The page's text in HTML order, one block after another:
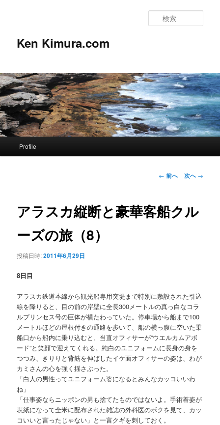
Ken Kimura.com
索
メ
コ
ン
テ
ン
ツ
へ
移
動
Profile
投
ビ
ゲ
← 前へ 次へ→
アラスカ縦断と豪華客船クル
ーズの旅（8）
投稿日時:2011年6月29日
8日目
アラスカ鉄道本線から観光船専用突堤まで特別に敷設された引込
線を降りると、目の前の岸壁に全長300メートルの真っ白なコラ
ルプリンセス号の巨体が横たわっていた。停車場から船まで100
メートルほどの屋根付きの通路を歩いて、船の横っ腹に空いた乗
船口から船内に乗り込むと、当直オフィサーが“ウエルカムアボ
ード”と笑顔で迎えてくれる。純白のユニフォームに長身の身を
つつみ、きりりと背筋を伸ばしたイケ面オフィサーの姿は、わが
カミさんの心を強く揺さぶった。
「白人の男性ってユニフォーム姿になるとみんなカッコいいわ
ね」
「仕事姿ならニッポンの男も捨てたものではないよ。手術着姿が
表紙になって全米に配布された雑誌の外科医のボクを見て、カッ
コいいと言ったじゃない」と一言クギを刺しておく。